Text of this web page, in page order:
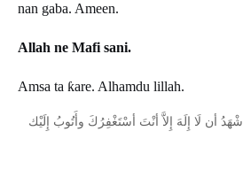
nan gaba. Ameen.
Allah ne Mafi sani.
Amsa ta ƙare. Alhamdu lillah.
ﺃﺷْﻬَﺪُ ﺃﻥ ﻟَﺎ ﺇِﻟَﻪَ ﺇِﻻَّ ﺃﻧْﺖَ ﺃﺳْﺘَﻐْﻔِﺮُﻙَ ﻭﺃَﺗُﻮﺏُ ﺇِﻟَﻴْﻚ